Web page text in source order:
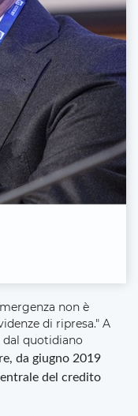
non è
di ripresa." A
quotidiano
da giugno 2019
del credito